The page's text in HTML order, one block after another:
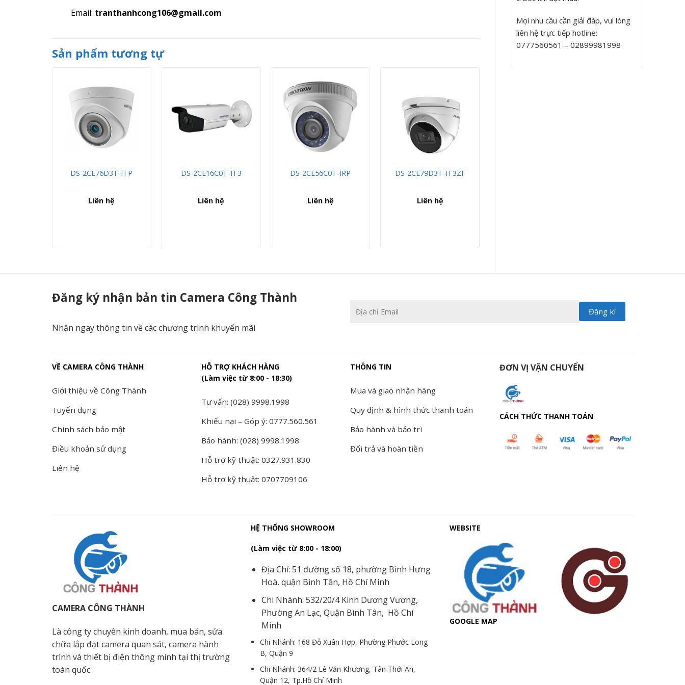
Mọi nhu cầu cần giải đáp, vui lòng
liên hệ trực tiếp hotline:
0777560561 – 02899981998
Email: tranthanhcong106@gmail.com
Sản phẩm tương tự
DS-2CE76D3T-ITP
Liên hệ
DS-2CE16C0T-IT3
Liên hệ
DS-2CE56C0T-IRP
Liên hệ
DS-2CE79D3T-IT3ZF
Liên hệ
Đăng ký nhận bản tin Camera Công Thành
Nhận ngay thông tin về các chương trình khuyến mãi
VỀ CAMERA CÔNG THÀNH
Giới thiệu về Công Thành
Tuyển dụng
Chính sách bảo mật
Điều khoản sử dụng
Liên hệ
HỖ TRỢ KHÁCH HÀNG
(Làm việc từ 8:00 - 18:30)
Tư vấn: (028) 9998.1998
Khiếu nại – Góp ý: 0777.560.561
Bảo hành: (028) 9998.1998
Hỗ trợ kỹ thuật: 0327.931.830
Hỗ trợ kỹ thuật: 0707709106
THÔNG TIN
Mua và giao nhận hàng
Quy định & hình thức thanh toán
Bảo hành và bảo trì
Đổi trả và hoàn tiền
ĐƠN VỊ VẬN CHUYỂN
CÁCH THỨC THANH TOÁN
CAMERA CÔNG THÀNH
Là công ty chuyên kinh doanh, mua bán, sửa
chữa lắp đặt camera quan sát, camera hành
trình và thiết bị điện thông minh tại thị trường
toàn quốc.
HỆ THỐNG SHOWROOM
(Làm việc từ 8:00 - 18:00)
Địa Chỉ: 51 đường số 18, phường Bình Hưng
Hoà, quận Bình Tân, Hồ Chí Minh
Chi Nhánh: 532/20/4 Kinh Dương Vương,
Phường An Lạc, Quận Bình Tân, Hồ Chí
Minh
Chi Nhánh: 168 Đỗ Xuân Hợp, Phường Phước Long
B, Quận 9
Chi Nhánh: 364/2 Lê Văn Khương, Tân Thới An,
Quận 12, Tp.Hồ Chí Minh
WEBSITE
GOOGLE MAP